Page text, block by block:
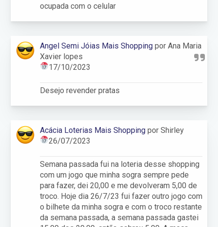
ocupada com o celular
Angel Semi Jóias Mais Shopping por Ana Maria
Xavier lopes
17/10/2023
Desejo revender pratas
Acácia Loterias Mais Shopping por Shirley
26/07/2023
Semana passada fui na loteria desse shopping
com um jogo que minha sogra sempre pede
para fazer, dei 20,00 e me devolveram 5,00 de
troco. Hoje dia 26/7/23 fui fazer outro jogo com
o bilhete da minha sogra e com o troco restante
da semana passada, a semana passada gastei